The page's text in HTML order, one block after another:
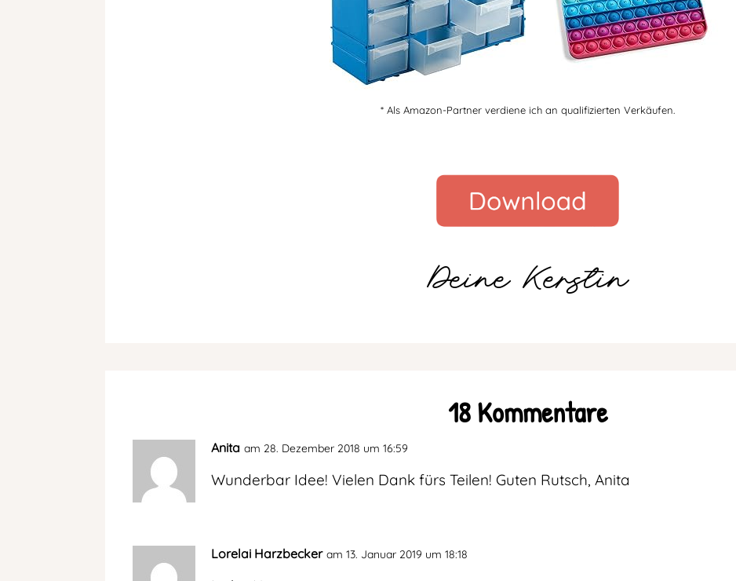
* Als Amazon-Partner verdiene ich an qualifizierten Verkäufen.
Deine Kerstin
18 Kommentare
Anita am 28. Dezember 2018 um 16:59
Wunderbar Idee! Vielen Dank fürs Teilen! Guten Rutsch, Anita
Lorelai Harzbecker am 13. Januar 2019 um 18:18